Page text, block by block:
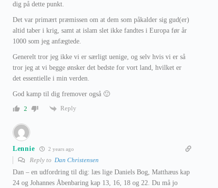
dig på dette punkt.
Det var primært præmissen om at dem som påkalder sig gud(er)
altid taber i krig, samt at islam slet ikke fandtes i Europa før år
1000 som jeg anfægtede.
Generelt tror jeg ikke vi er særligt uenige, og selv hvis vi er så
tror jeg at vi begge ønsker det bedste for vort land, hvilket er
det essentielle i min verden.
God kamp til dig fremover også 🙂
2
Reply
Lennie 2 years ago
Reply to Dan Christensen
Dan – en udfordring til dig: læs lige Daniels Bog, Matthæus kap
24 og Johannes Åbenbaring kap 13, 16, 18 og 22. Du må jo